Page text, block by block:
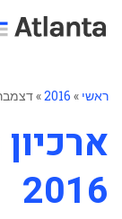
ראשי »
2016
»
2016